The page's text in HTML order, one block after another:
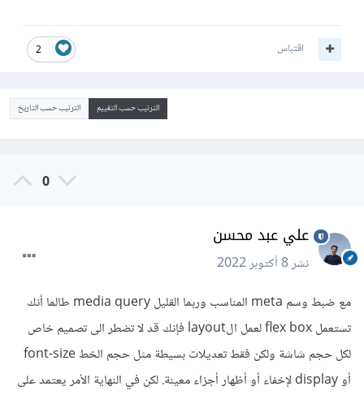
2 اقتباس
الترتيب حسب التقييم الترتيب حسب التاريخ
0
علي عبد محسن
نشر8 أكتوبر 2022
مع ضبط وسم meta المناسب وربما القليل media query طالما أنك
تستعمل flex box لعمل الlayout فإنك قد لا تضطر الى تصميم خاص
لكل حجم شاشة ولكن فقط تعديلات بسيطة مثل حجم الخط font-size
أو display لإخفاء أو أظهار أجزاء معينة. لكن في النهاية الأمر يعتمد على